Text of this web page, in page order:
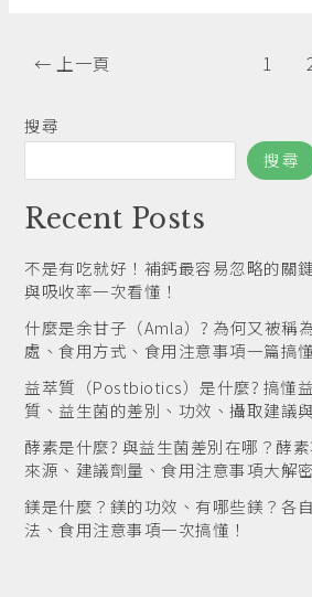
← 上一頁 1
搜尋
搜尋
Recent Posts
不是有吃就好！補鈣最容易忽略的關
與吸收率一次看懂！
什麼是余甘子（Amla）? 為何又被稱
處、食用方式、食用注意事項一篇搞懂
益萃質（Postbiotics）是什麼? 搞懂
質、益生菌的差別、功效、攝取建議
酵素是什麼? 與益生菌差別在哪？酵
來源、建議劑量、食用注意事項大解密
鎂是什麼？鎂的功效、有哪些鎂？各
法、食用注意事項一次搞懂！